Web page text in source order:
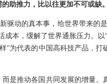
助推力，比以往更加不可或缺
驱动的真本事，给世界带来的
本，缓解了世界通胀压力。
为代表的中国高科技产品，
是推动各国共同发展的增量。